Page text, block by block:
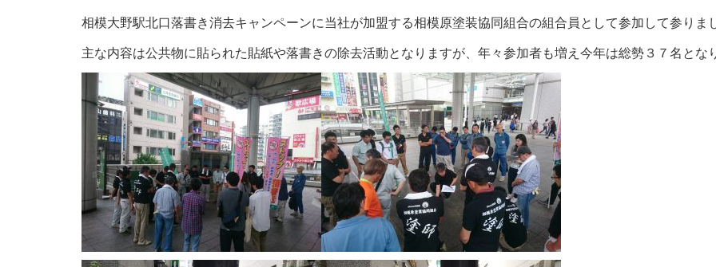
相模大野駅北口落書き消去キャンペーンに当社が加盟する相模原塗装協同組合の組合員として参加して参りま
主な内容は公共物に貼られた貼紙や落書きの除去活動となりますが、年々参加者も増え今年は総勢３７名とな